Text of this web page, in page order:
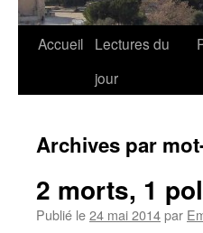
Accueil
Lectures du
jour
Archives par
2 morts, 1
Publié le24 mai 2014par